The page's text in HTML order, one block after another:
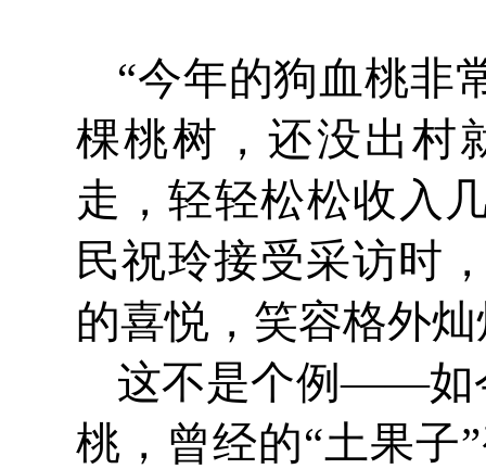
“今年的狗血桃非
棵桃树，还没出村
走，轻轻松松收入
民祝玲接受采访时
的喜悦，笑容格外
这不是个例——如
桃，曾经的“土果子